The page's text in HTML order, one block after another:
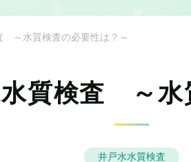
～水質検査の必要性は？～
質検査 ～水
井戸水水質検査